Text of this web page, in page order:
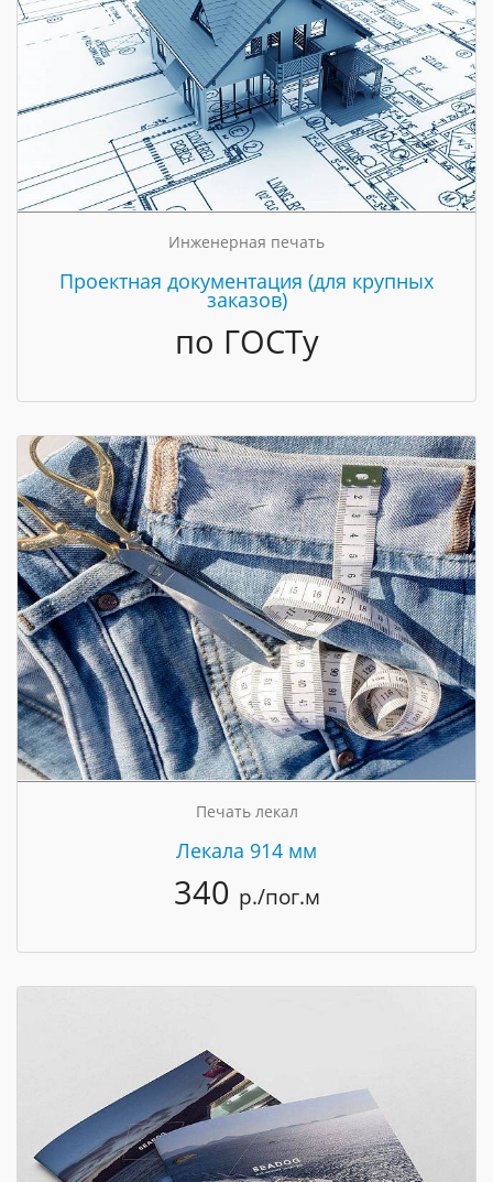
Инженерная печать
Проектная документация (для крупных
заказов)
по ГОСТу
Печать лекал
Лекала 914 мм
340 р./пог.м